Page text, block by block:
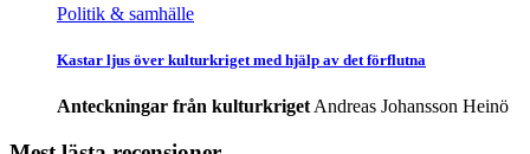
Politik & samhälle
Kastar ljus över kulturkriget med hjälp av det förflutna
Anteckningar från kulturkriget Andreas Johansson Heinö